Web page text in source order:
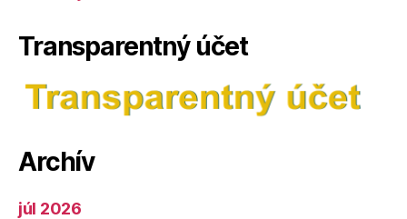
Transparentný účet
Archív
júl 2026